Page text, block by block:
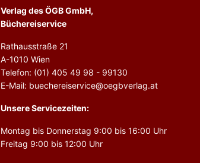
Verlag des ÖGB GmbH,
Büchereiservice
Rathausstraße 21
A-1010 Wien
Telefon: (01) 405 49 98 - 99130
E-Mail: buechereiservice@oegbverlag.at
Unsere Servicezeiten:
Montag bis Donnerstag 9:00 bis 16:00 Uhr
Freitag 9:00 bis 12:00 Uhr